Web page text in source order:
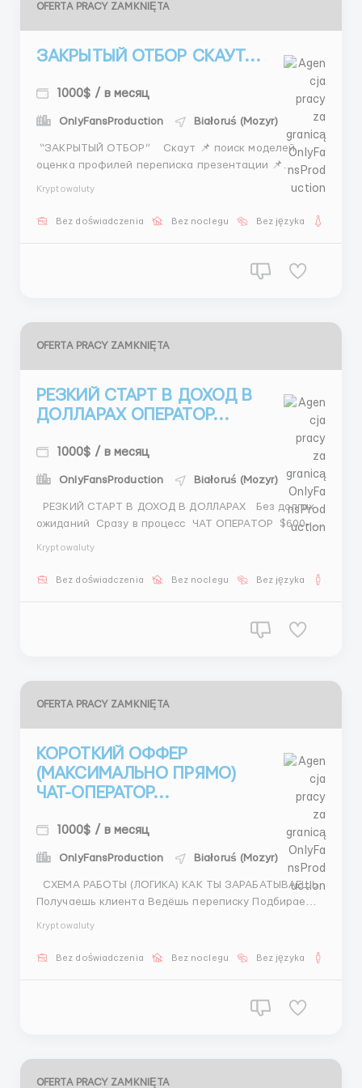
OFERTA PRACY ZAMKNIĘTA
ЗАКРЫТЫЙ ОТБОР СКАУТ...
1000$ / в месяц
OnlyFansProduction Białoruś (Mozyr)
“ЗАКРЫТЫЙ ОТБОР” Скаут 📌 поиск моделей
оценка профилей переписка презентации 📌
подходишь — ты это поймёшь 📲 @Stas_WR10 ...
Kryptowaluty
Bez doświadczenia Bez noclegu Bez języka
OFERTA PRACY ZAMKNIĘTA
РЕЗКИЙ СТАРТ В ДОХОД В
ДОЛЛАРАХ ОПЕРАТОР...
1000$ / в месяц
OnlyFansProduction Białoruś (Mozyr)
ожиданий Сразу в процесс ЧАТ ОПЕРАТОР $600–
@St...
Kryptowaluty
Bez doświadczenia Bez noclegu Bez języka
OFERTA PRACY ZAMKNIĘTA
КОРОТКИЙ ОФФЕР
(МАКСИМАЛЬНО ПРЯМО)
ЧАТ-ОПЕРАТОР...
1000$ / в месяц
OnlyFansProduction Białoruś (Mozyr)
Получаешь клиента Ведёшь переписку Подбираешь
бонусы + % ⏰ 6/1 | 8 часов 📩 @ReimGO ...
Kryptowaluty
Bez doświadczenia Bez noclegu Bez języka
OFERTA PRACY ZAMKNIĘTA